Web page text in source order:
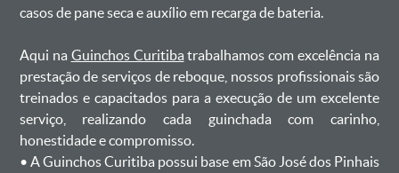
casos de pane seca e auxílio em recarga de bateria. ㅤㅤ
Aqui na Guinchos Curitiba trabalhamos com excelência na
prestação de serviços de reboque, nossos profissionais são
treinados e capacitados para a execução de um excelente
serviço, realizando cada guinchada com carinho,
honestidade e compromisso.
ㅤㅤ• A Guinchos Curitiba possui base em São José dos Pinhais